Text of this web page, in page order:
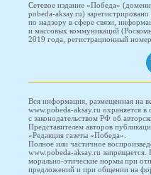
Сетевое издание «Победа»
pobeda-aksay.ru)
по надзору в сфере связи,
и массовых коммуникаций
2019 года, регистрационный
Вся информация, размещенная на
www.pobeda-aksay.ru охраняется в
с законодательством РФ об
Представителем авторов
«Редакция газеты «Победа».
Полное или частичное
www.pobeda-aksay.ru
морально-этические нормы при
предложений и при общении на